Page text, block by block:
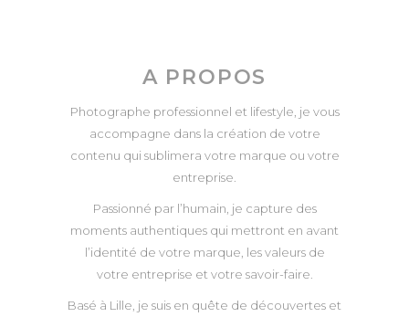
A PROPOS
Photographe professionnel et lifestyle, je vous
accompagne dans la création de votre
contenu qui sublimera votre marque ou votre
entreprise.
Passionné par l’humain, je capture des
moments authentiques qui mettront en avant
l’identité de votre marque, les valeurs de
votre entreprise et votre savoir-faire.
Basé à Lille, je suis en quête de découvertes et